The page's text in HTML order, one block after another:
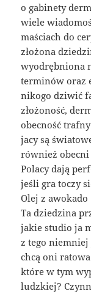
o gabinety
wiele
maściach do
złożona
wyodrębniona
terminów oraz
nikogo dziwić
złożoność,
obecność
jacy są
również
Polacy dają
jeśli gra toczy
Olej z awokado
Ta dziedzina
jakie studio ja
z tego niemniej
chcą oni
które w tym
ludzkiej?